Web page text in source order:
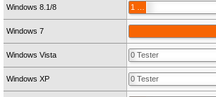
Windows 8.1/8
Windows 7
Windows Vista 0 Tester
Windows XP 0 Tester